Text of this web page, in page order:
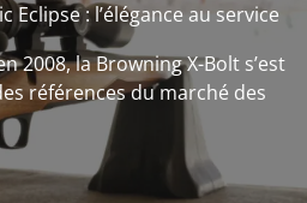
Eclipse : l’élégance au service
2008, la Browning X-Bolt s’est
références du marché des